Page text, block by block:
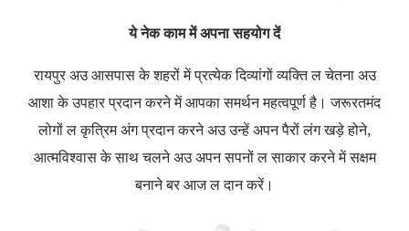
ये नेक काम में अपना सहयोग दें
रायपुर अउ आसपास के शहरों में प्रत्येक दिव्यांगों व्यक्ति ल चेतना अउ
आशा के उपहार प्रदान करने में आपका समर्थन महत्वपूर्ण है। जरूरतमंद
लोगों ल कृत्रिम अंग प्रदान करने अउ उन्हें अपन पैरों लंग खड़े होने,
आत्मविश्वास के साथ चलने अउ अपन सपनों ल साकार करने में सक्षम
बनाने बर आज ल दान करें।